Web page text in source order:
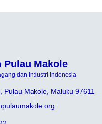
Pulau Makole
dan Industri Indonesia
Pulau Makole, Maluku 97611